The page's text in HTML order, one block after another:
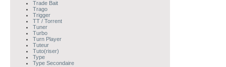
Trade Bait
Trago
Trigger
TT / Torrent
Tuner
Turbo
Turn Player
Tuteur
Tuto(riser)
Type
Type Secondaire